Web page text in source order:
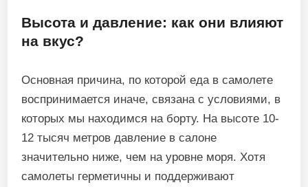
Высота и давление: как они влияют
на вкус?
Основная причина, по которой еда в самолете
воспринимается иначе, связана с условиями, в
которых мы находимся на борту. На высоте 10-
12 тысяч метров давление в салоне
значительно ниже, чем на уровне моря. Хотя
самолеты герметичны и поддерживают